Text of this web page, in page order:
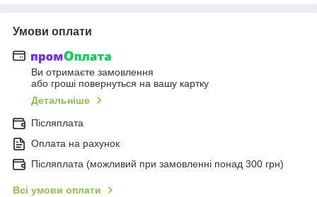
Умови оплати
Ви отримаєте замовлення
або гроші повернуться на вашу картку
Детальніше
Післяплата
Оплата на рахунок
Післяплата (можливий при замовленні понад 300 грн)
Всі умови оплати